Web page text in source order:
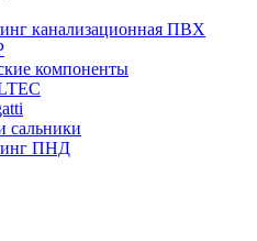
канализационная ПВХ
компоненты
сальники
ПНД